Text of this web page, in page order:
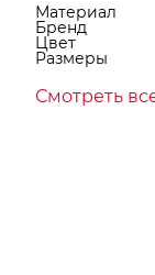
Материал
Бренд
Цвет
Размеры
Смотреть